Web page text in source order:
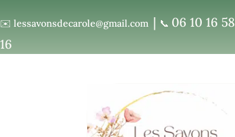
✉️ lessavonsdecarole@gmail.com | 📞 06 10 16 58
16